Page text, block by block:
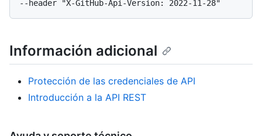
Información adicional
Protección de las credenciales de API
Introducción a la API REST